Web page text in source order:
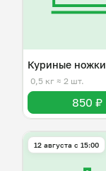
Куриные ножки
0,5 кг ≈ 2 шт.
850 ₽
12 августа с 15:00